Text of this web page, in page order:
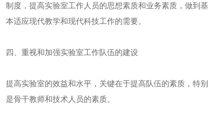
制度，提高实验室工作人员的思想素质和业务素质，做到基
本适应现代教学和现代科技工作的需要。
四、重视和加强实验室工作队伍的建设
提高实验室的效益和水平，关键在于提高队伍的素质，特别
是骨干教师和技术人员的素质。